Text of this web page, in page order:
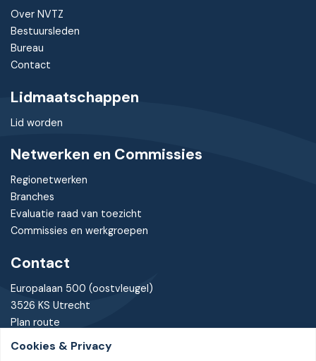
Cookies & Privacy
Over NVTZ
Bestuursleden
Bureau
Contact
Lidmaatschappen
Lid worden
Netwerken en Commissies
Regionetwerken
Branches
Evaluatie raad van toezicht
Commissies en werkgroepen
Contact
Europalaan 500 (oostvleugel)
3526 KS Utrecht
Plan route
030 - 7370085